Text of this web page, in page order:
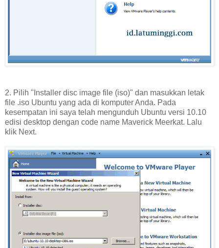
2. Pilih "Installer disc image file (iso)" dan masukkan letak
file .iso Ubuntu yang ada di komputer Anda. Pada
kesempatan ini saya telah mengunduh Ubuntu versi 10.10
edisi desktop dengan code name Maverick Meerkat. Lalu
klik Next.